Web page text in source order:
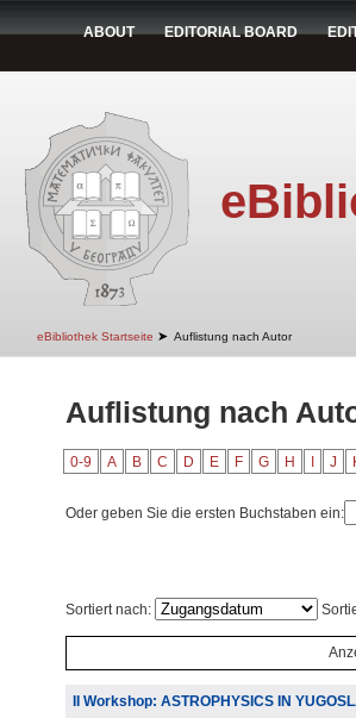
ABOUT EDITORIAL BOARD
eBibliothek Startseite ➤ Auflistung nach Autor
Auflistung nach
0-9 A B C D E F G H J
Oder geben Sie die ersten Buchstaben ein:
Sortiert nach:
II Workshop: ASTROPHYSICS IN